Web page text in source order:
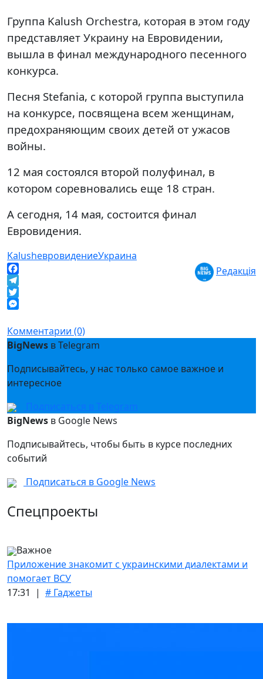
Группа Kalush Orchestra, которая в этом году
представляет Украину на Евровидении,
вышла в финал международного песенного
конкурса.
Песня Stefania, с которой группа выступила
на конкурсе, посвящена всем женщинам,
предохраняющим своих детей от ужасов
войны.
12 мая состоялся второй полуфинал, в
котором соревновались еще 18 стран.
А сегодня, 14 мая, состоится финал
Евровидения.
KalushевровидениеУкраина
Facebook
Telegram
Twitter
Редакція
Комментарии (0)
BigNews в Telegram
Подписывайтесь, у нас только самое важное и
интересное
Подписаться в Telegram
BigNews в Google News
Подписывайтесь, чтобы быть в курсе последних
событий
Подписаться в Google News
Спецпроекты
Важное
Приложение знакомит с украинскими диалектами и
помогает ВСУ
17:31 | # Гаджеты